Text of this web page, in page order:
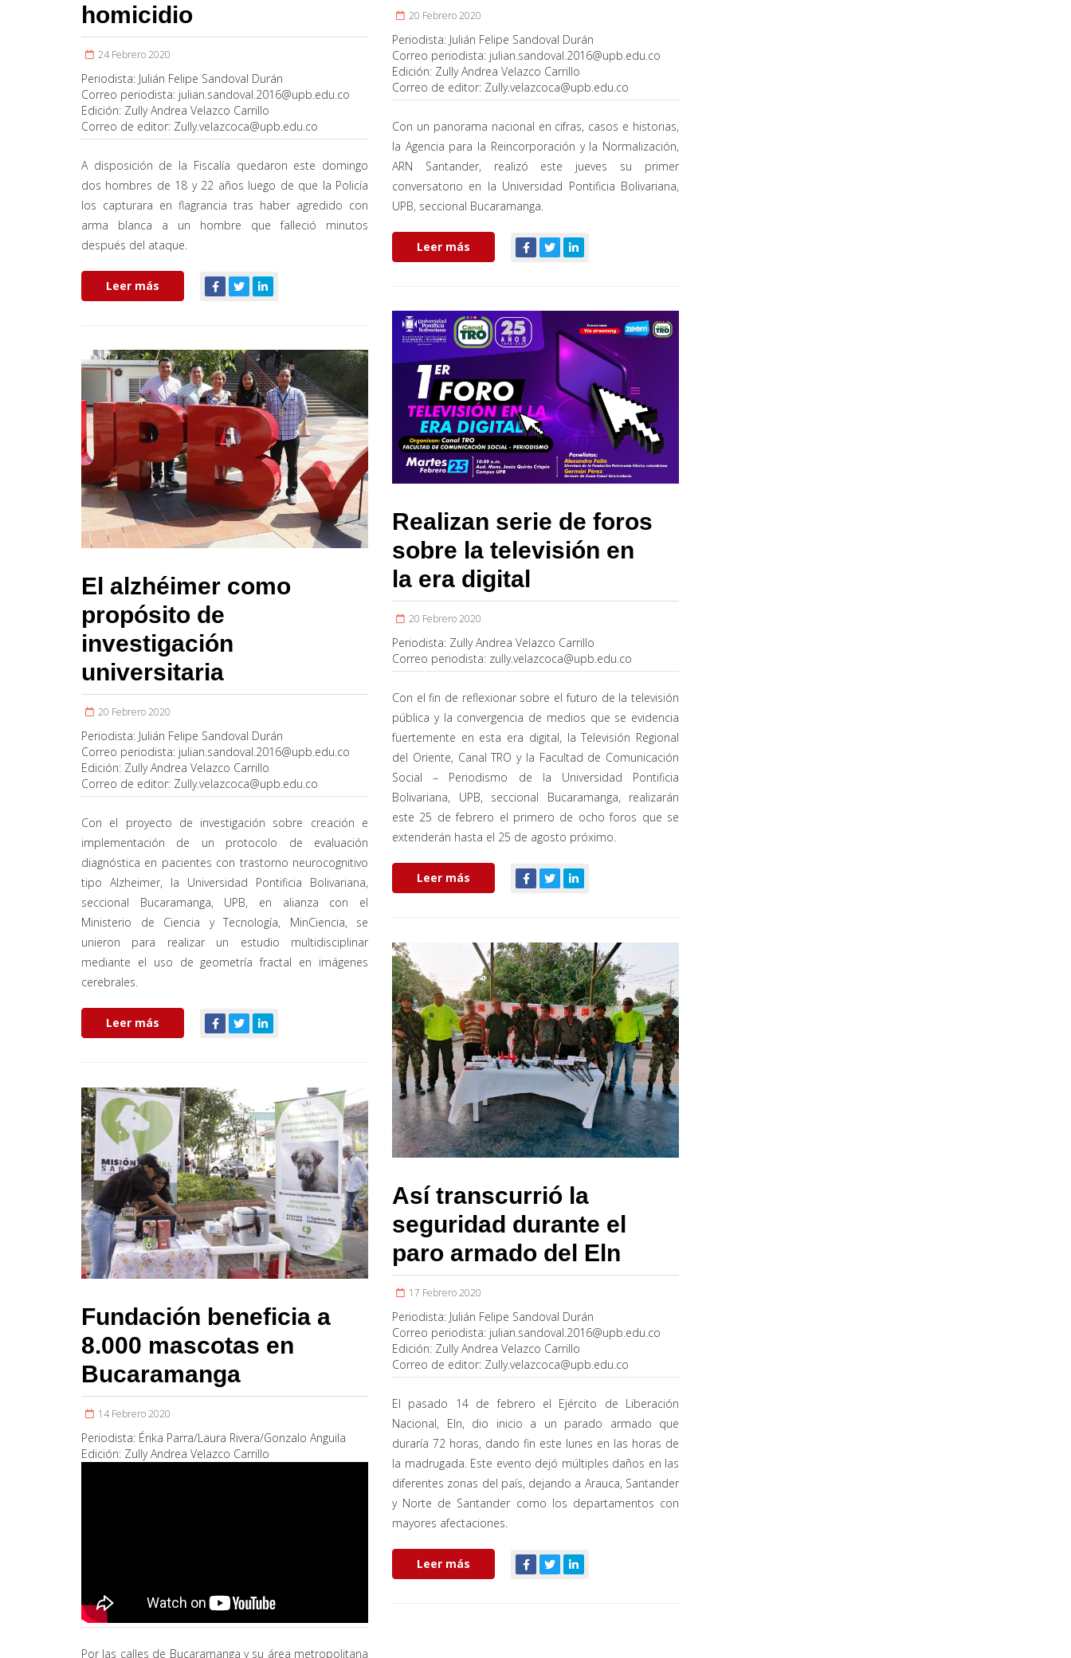
homicidio
24 Febrero 2020
Periodista: Julián Felipe Sandoval Durán
Correo periodista: julian.sandoval.2016@upb.edu.co
Edición: Zully Andrea Velazco Carrillo
Correo de editor: Zully.velazcoca@upb.edu.co
A disposición de la Fiscalía quedaron este domingo
dos hombres de 18 y 22 años luego de que la Policía
los capturara en flagrancia tras haber agredido con
arma blanca a un hombre que falleció minutos
después del ataque.
Leer más
20 Febrero 2020
Periodista: Julián Felipe Sandoval Durán
Correo periodista: julian.sandoval.2016@upb.edu.co
Edición: Zully Andrea Velazco Carrillo
Correo de editor: Zully.velazcoca@upb.edu.co
Con un panorama nacional en cifras, casos e historias,
la Agencia para la Reincorporación y la Normalización,
ARN Santander, realizó este jueves su primer
conversatorio en la Universidad Pontificia Bolivariana,
UPB, seccional Bucaramanga.
Leer más
Realizan serie de foros
sobre la televisión en
la era digital
20 Febrero 2020
Periodista: Zully Andrea Velazco Carrillo
Correo periodista: zully.velazcoca@upb.edu.co
Con el fin de reflexionar sobre el futuro de la televisión
pública y la convergencia de medios que se evidencia
fuertemente en esta era digital, la Televisión Regional
del Oriente, Canal TRO y la Facultad de Comunicación
Social – Periodismo de la Universidad Pontificia
Bolivariana, UPB, seccional Bucaramanga, realizarán
este 25 de febrero el primero de ocho foros que se
extenderán hasta el 25 de agosto próximo.
Leer más
El alzhéimer como
propósito de
investigación
universitaria
20 Febrero 2020
Periodista: Julián Felipe Sandoval Durán
Correo periodista: julian.sandoval.2016@upb.edu.co
Edición: Zully Andrea Velazco Carrillo
Correo de editor: Zully.velazcoca@upb.edu.co
Con el proyecto de investigación sobre creación e
implementación de un protocolo de evaluación
diagnóstica en pacientes con trastorno neurocognitivo
tipo Alzheimer, la Universidad Pontificia Bolivariana,
seccional Bucaramanga, UPB, en alianza con el
Ministerio de Ciencia y Tecnología, MinCiencia, se
unieron para realizar un estudio multidisciplinar
mediante el uso de geometría fractal en imágenes
cerebrales.
Leer más
Así transcurrió la
seguridad durante el
paro armado del Eln
17 Febrero 2020
Periodista: Julián Felipe Sandoval Durán
Correo periodista: julian.sandoval.2016@upb.edu.co
Edición: Zully Andrea Velazco Carrillo
Correo de editor: Zully.velazcoca@upb.edu.co
El pasado 14 de febrero el Ejército de Liberación
Nacional, Eln, dio inicio a un parado armado que
duraría 72 horas, dando fin este lunes en las horas de
la madrugada. Este evento dejó múltiples daños en las
diferentes zonas del país, dejando a Arauca, Santander
y Norte de Santander como los departamentos con
mayores afectaciones.
Leer más
Fundación beneficia a
8.000 mascotas en
Bucaramanga
14 Febrero 2020
Periodista: Érika Parra/Laura Rivera/Gonzalo Anguila
Edición: Zully Andrea Velazco Carrillo
Por las calles de Bucaramanga y su área metropolitana